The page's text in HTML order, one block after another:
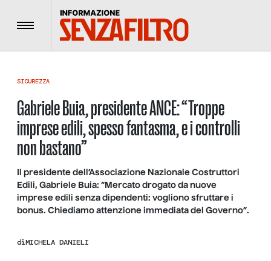
Menu
SICUREZZA
Gabriele Buia, presidente ANCE: “Troppe
imprese edili, spesso fantasma, e i controlli
non bastano”
Il presidente dell’Associazione Nazionale Costruttori
Edili, Gabriele Buia: “Mercato drogato da nuove
imprese edili senza dipendenti: vogliono sfruttare i
bonus. Chiediamo attenzione immediata del Governo”.
diMICHELA DANIELI